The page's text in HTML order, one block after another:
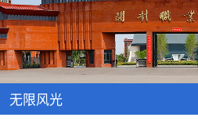
无限风光